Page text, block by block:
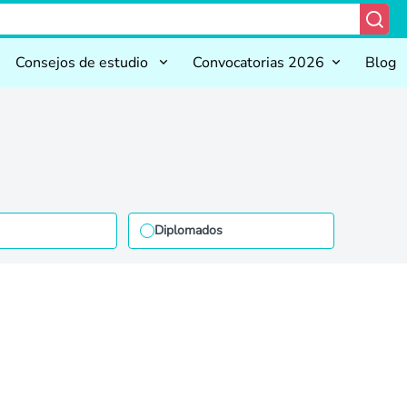
Consejos de estudio Convocatorias 2026 Blog
Diplomados